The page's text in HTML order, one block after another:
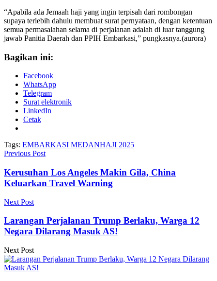
“Apabila ada Jemaah haji yang ingin terpisah dari rombongan
supaya terlebih dahulu membuat surat pernyataan, dengan ketentuan
semua permasalahan selama di perjalanan adalah di luar tanggung
jawab Panitia Daerah dan PPIH Embarkasi,” pungkasnya.(aurora)
Bagikan ini:
Facebook
WhatsApp
Telegram
Surat elektronik
LinkedIn
Cetak
Tags: EMBARKASI MEDANHAJI 2025
Previous Post
Kerusuhan Los Angeles Makin Gila, China
Keluarkan Travel Warning
Next Post
Larangan Perjalanan Trump Berlaku, Warga 12
Negara Dilarang Masuk AS!
Next Post